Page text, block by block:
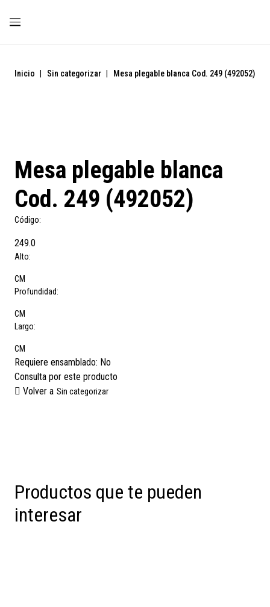
Inicio | Sin categorizar | Mesa plegable blanca Cod. 249 (492052)
Mesa plegable blanca
Cod. 249 (492052)
Código:
249.0
Alto:
CM
Profundidad:
CM
Largo:
CM
Requiere ensamblado: No
Consulta por este producto
Volver a Sin categorizar
Productos que te pueden
interesar